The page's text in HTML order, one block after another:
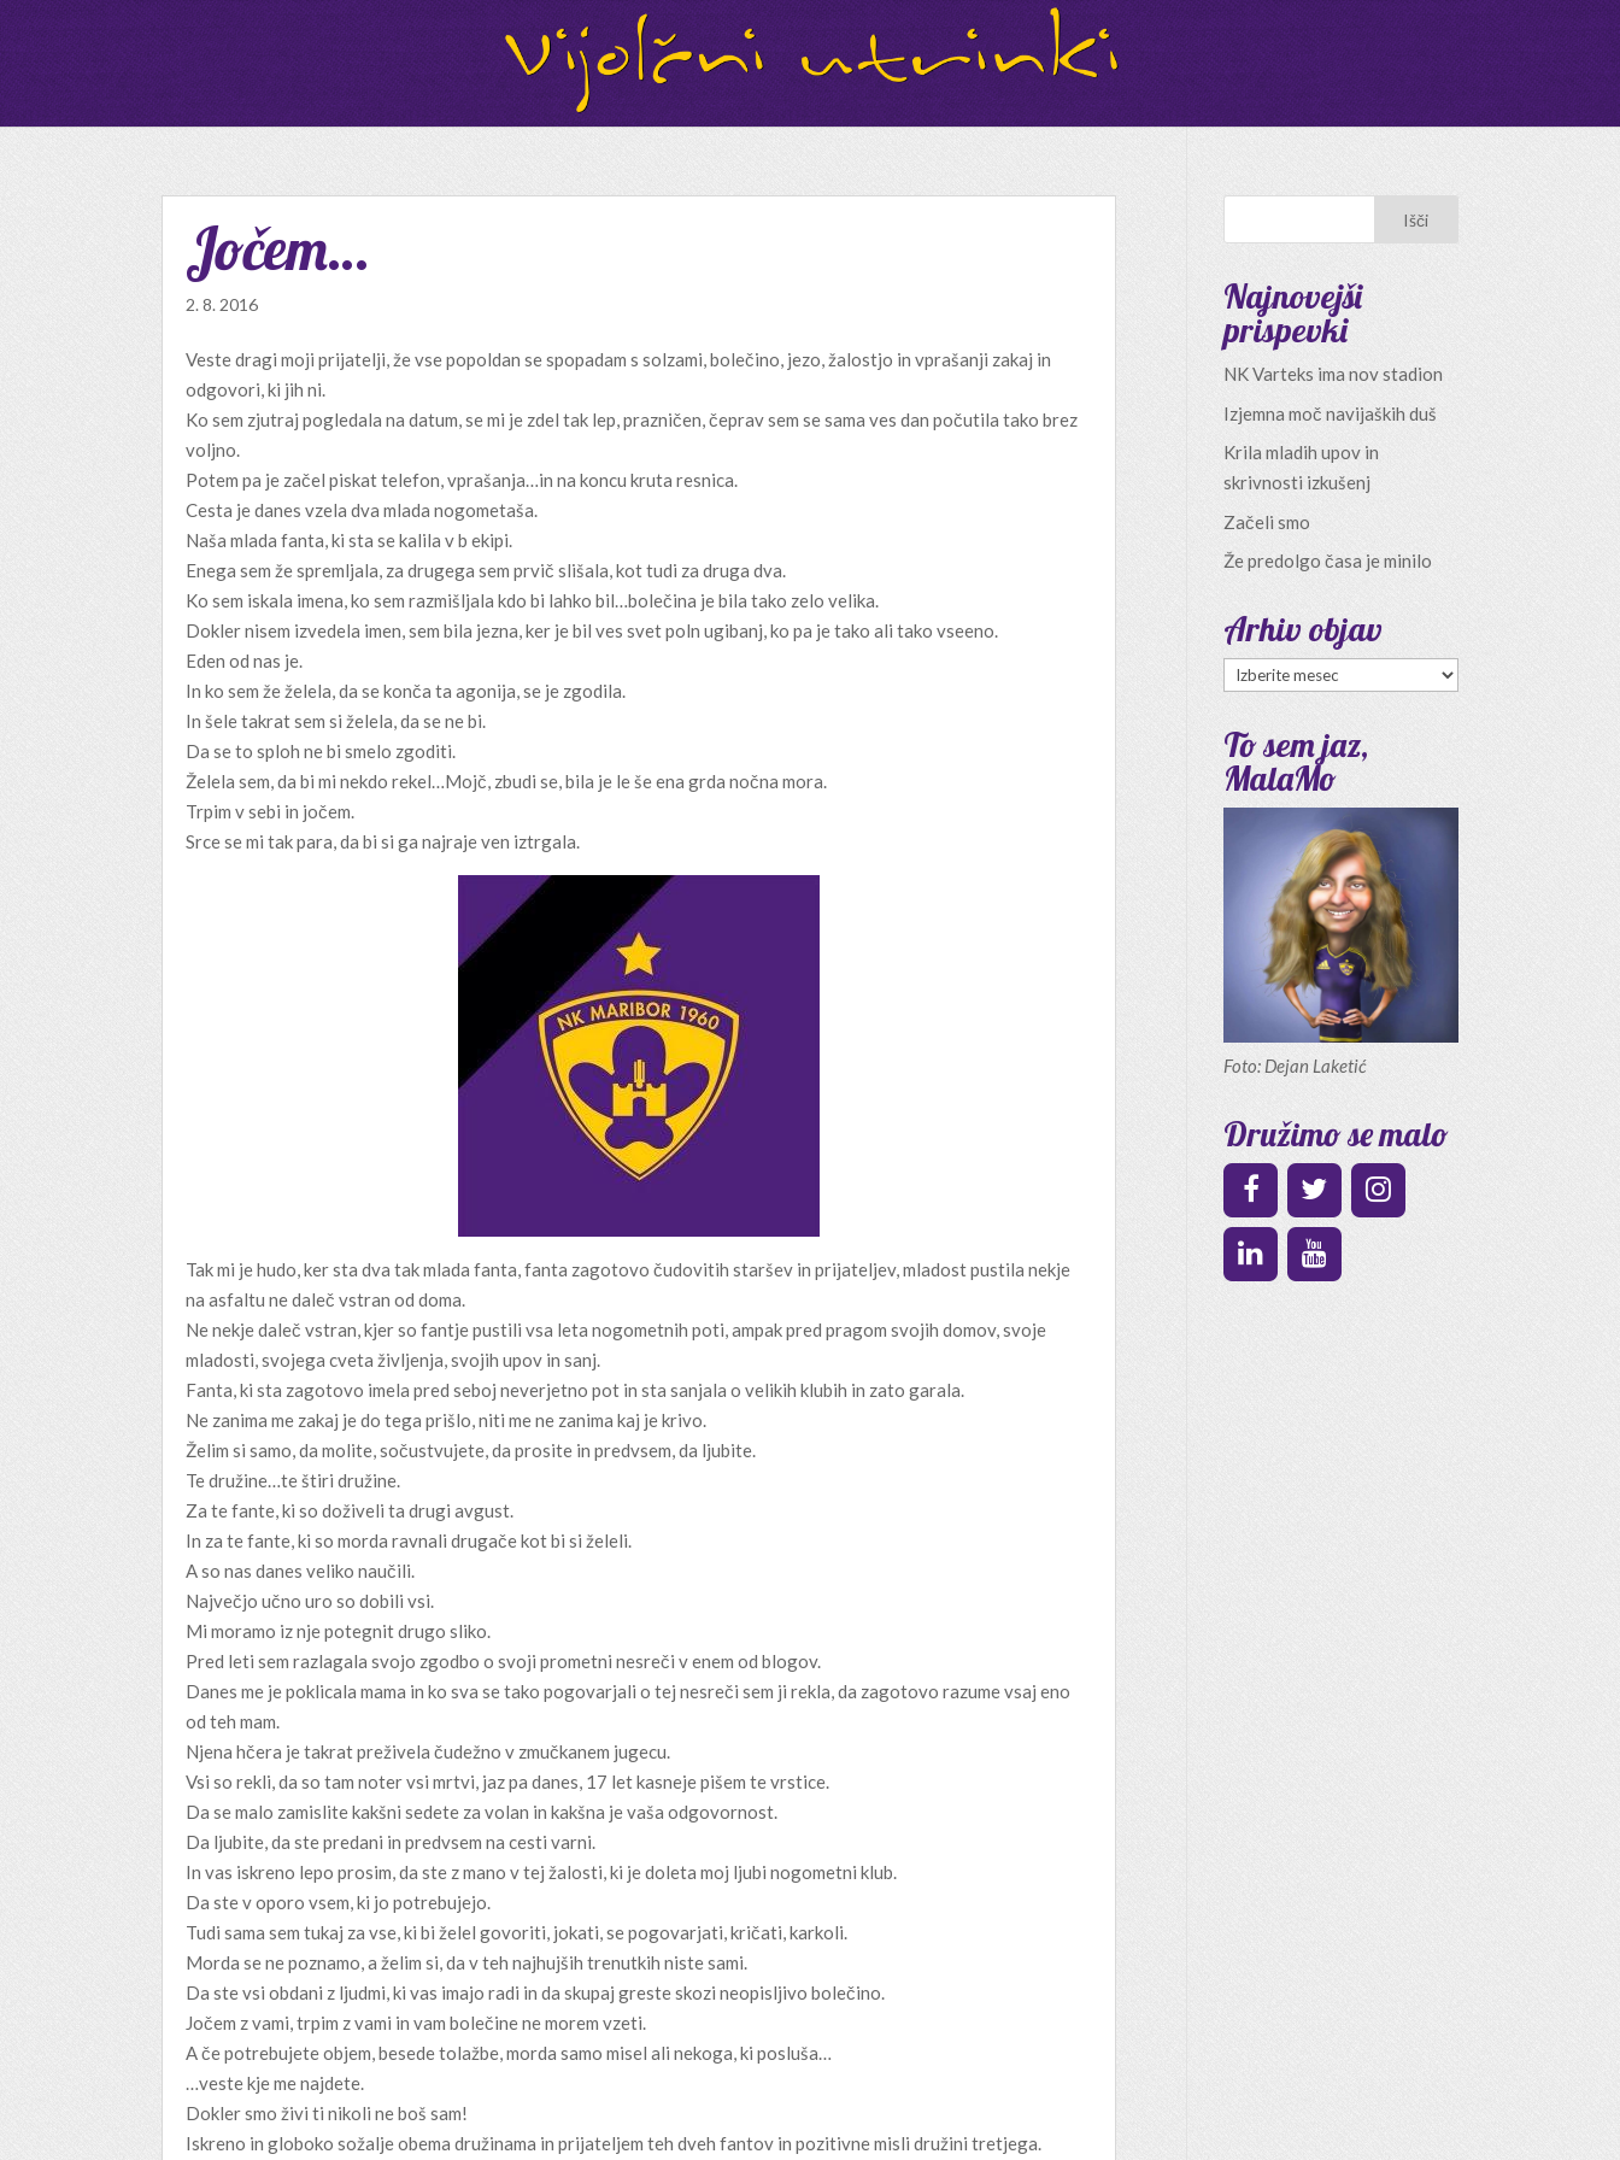
Jočem…
2. 8. 2016
Veste dragi moji prijatelji, že vse popoldan se spopadam s solzami, bolečino, jezo, žalostjo in vprašanji zakaj in
odgovori, ki jih ni.
Ko sem zjutraj pogledala na datum, se mi je zdel tak lep, prazničen, čeprav sem se sama ves dan počutila tako brez
voljno.
Potem pa je začel piskat telefon, vprašanja…in na koncu kruta resnica.
Cesta je danes vzela dva mlada nogometaša.
Naša mlada fanta, ki sta se kalila v b ekipi.
Enega sem že spremljala, za drugega sem prvič slišala, kot tudi za druga dva.
Ko sem iskala imena, ko sem razmišljala kdo bi lahko bil…bolečina je bila tako zelo velika.
Dokler nisem izvedela imen, sem bila jezna, ker je bil ves svet poln ugibanj, ko pa je tako ali tako vseeno.
Eden od nas je.
In ko sem že želela, da se konča ta agonija, se je zgodila.
In šele takrat sem si želela, da se ne bi.
Da se to sploh ne bi smelo zgoditi.
Želela sem, da bi mi nekdo rekel…Mojč, zbudi se, bila je le še ena grda nočna mora.
Trpim v sebi in jočem.
Srce se mi tak para, da bi si ga najraje ven iztrgala.
Tak mi je hudo, ker sta dva tak mlada fanta, fanta zagotovo čudovitih staršev in prijateljev, mladost pustila nekje
na asfaltu ne daleč vstran od doma.
Ne nekje daleč vstran, kjer so fantje pustili vsa leta nogometnih poti, ampak pred pragom svojih domov, svoje
mladosti, svojega cveta življenja, svojih upov in sanj.
Fanta, ki sta zagotovo imela pred seboj neverjetno pot in sta sanjala o velikih klubih in zato garala.
Ne zanima me zakaj je do tega prišlo, niti me ne zanima kaj je krivo.
Želim si samo, da molite, sočustvujete, da prosite in predvsem, da ljubite.
Te družine…te štiri družine.
Za te fante, ki so doživeli ta drugi avgust.
In za te fante, ki so morda ravnali drugače kot bi si želeli.
A so nas danes veliko naučili.
Največjo učno uro so dobili vsi.
Mi moramo iz nje potegnit drugo sliko.
Pred leti sem razlagala svojo zgodbo o svoji prometni nesreči v enem od blogov.
Danes me je poklicala mama in ko sva se tako pogovarjali o tej nesreči sem ji rekla, da zagotovo razume vsaj eno
od teh mam.
Njena hčera je takrat preživela čudežno v zmučkanem jugecu.
Vsi so rekli, da so tam noter vsi mrtvi, jaz pa danes, 17 let kasneje pišem te vrstice.
Da se malo zamislite kakšni sedete za volan in kakšna je vaša odgovornost.
Da ljubite, da ste predani in predvsem na cesti varni.
In vas iskreno lepo prosim, da ste z mano v tej žalosti, ki je doleta moj ljubi nogometni klub.
Da ste v oporo vsem, ki jo potrebujejo.
Tudi sama sem tukaj za vse, ki bi želel govoriti, jokati, se pogovarjati, kričati, karkoli.
Morda se ne poznamo, a želim si, da v teh najhujših trenutkih niste sami.
Da ste vsi obdani z ljudmi, ki vas imajo radi in da skupaj greste skozi neopisljivo bolečino.
Jočem z vami, trpim z vami in vam bolečine ne morem vzeti.
A če potrebujete objem, besede tolažbe, morda samo misel ali nekoga, ki posluša…
…veste kje me najdete.
Dokler smo živi ti nikoli ne boš sam!
Iskreno in globoko sožalje obema družinama in prijateljem teh dveh fantov in pozitivne misli družini tretjega.
Najnovejši
prispevki
NK Varteks ima nov stadion
Izjemna moč navijaških duš
Krila mladih upov in
skrivnosti izkušenj
Začeli smo
Že predolgo časa je minilo
Arhiv objav
Arhiv
To sem jaz,
MalaMo
Foto: Dejan Laketić
Družimo se malo